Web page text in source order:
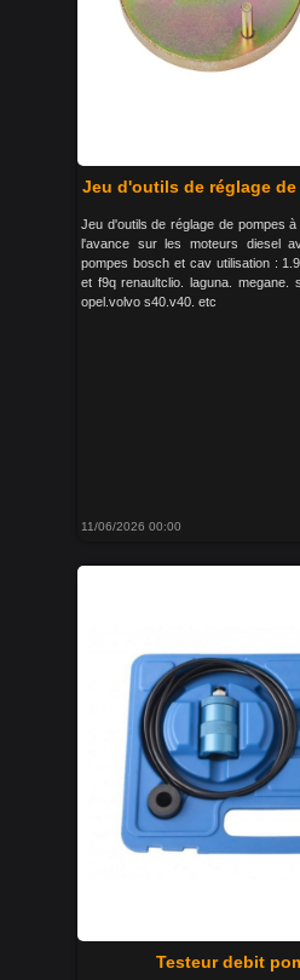
Jeu d'outils de réglage
Jeu d'outils de réglage de pompes
l'avance sur les moteurs diesel
pompes bosch et cav utilisation :
et f9q renaultclio. laguna. megane.
opel.volvo s40.v40. etc
11/06/2026 00:00
Testeur debit